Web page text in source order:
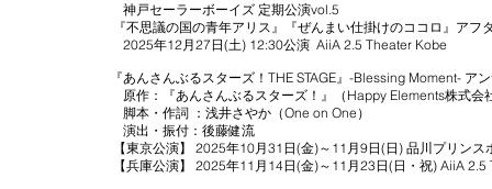
神戸セーラーボーイズ 定期公演vol.5
『不思議の国の青年アリス』『ぜんまい仕掛けのココロ』アフ
2025年12月27日(土) 12:30公演 AiiA 2.5 Theater Kobe
『あんさんぶるスターズ！THE STAGE』-Blessing Moment- ア
原作：『あんさんぶるスターズ！』（Happy Elements株式会
脚本・作詞 ：浅井さやか（One on One）
演出・振付：後藤健流
【東京公演】 2025年10月31日(金)～11月9日(日) 品川プリンス
【兵庫公演】 2025年11月14日(金)～11月23日(日・祝) AiiA 2.5